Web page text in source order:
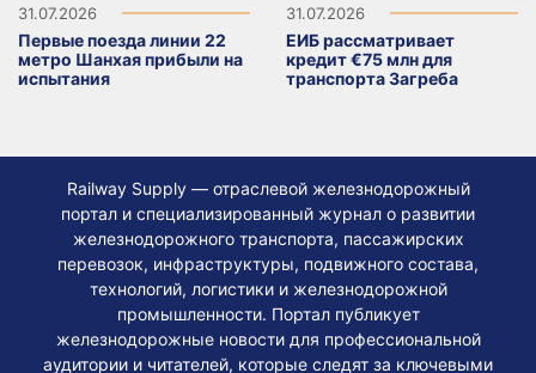
31.07.2026
Первые поезда линии 22
метро Шанхая прибыли на
испытания
31.07.2026
ЕИБ рассматривает
кредит €75 млн для
транспорта Загреба
Railway Supply — отраслевой железнодорожный
портал и специализированный журнал о развитии
железнодорожного транспорта, пассажирских
перевозок, инфраструктуры, подвижного состава,
технологий, логистики и железнодорожной
промышленности. Портал публикует
железнодорожные новости для профессиональной
аудитории и читателей, которые следят за ключевыми